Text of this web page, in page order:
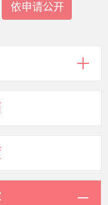
依申请公开